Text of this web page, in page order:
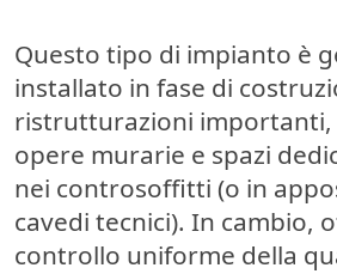
Questo tipo di impianto è
installato in fase di
ristrutturazioni importanti
opere murarie e spazi
nei controsoffitti (o in
cavedi tecnici). In cambio,
controllo uniforme della